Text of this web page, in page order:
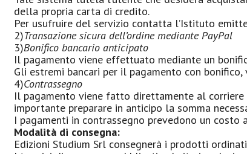
della propria carta di credito.
Per usufruire del servizio contatta l’Istituto
2)Transazione sicura dell’ordine mediante PayPal
3)Bonifico bancario anticipato
Il pagamento viene effettuato mediante un
Gli estremi bancari per il pagamento con
4)Contrassegno
Il pagamento viene fatto direttamente al
importante preparare in anticipo la somma
I pagamenti in contrassegno prevedono un costo
Modalità di consegna:
Edizioni Studium Srl consegnerà i prodotti